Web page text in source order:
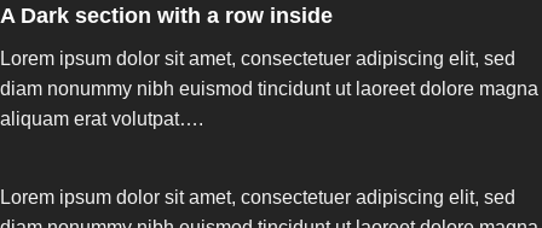
A Dark section with a row inside
Lorem ipsum dolor sit amet, consectetuer adipiscing elit, sed
diam nonummy nibh euismod tincidunt ut laoreet dolore magna
aliquam erat volutpat….
Lorem ipsum dolor sit amet, consectetuer adipiscing elit, sed